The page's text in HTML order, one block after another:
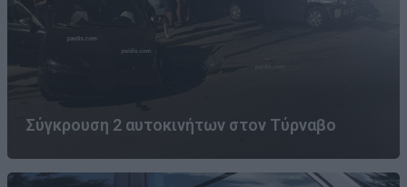
Σύγκρουση 2 αυτοκινήτων στον Τύρναβο